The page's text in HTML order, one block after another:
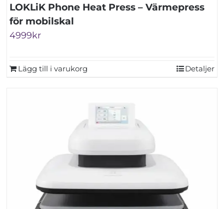
LOKLiK Phone Heat Press – Värmepress
för mobilskal
4999kr
Lägg till i varukorg Detaljer